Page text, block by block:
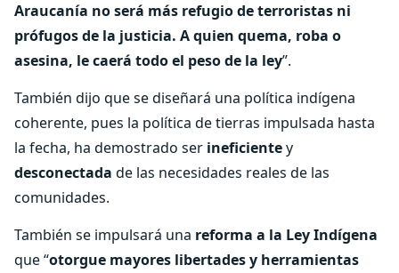
Araucanía no será más refugio de terroristas ni
prófugos de la justicia. A quien quema, roba o
asesina, le caerá todo el peso de la ley”.
También dijo que se diseñará una política indígena
coherente, pues la política de tierras impulsada hasta
la fecha, ha demostrado ser ineficientey
desconectada de las necesidades reales de las
comunidades.
También se impulsará una reforma a la Ley Indígena
que “otorgue mayores libertades y herramientas